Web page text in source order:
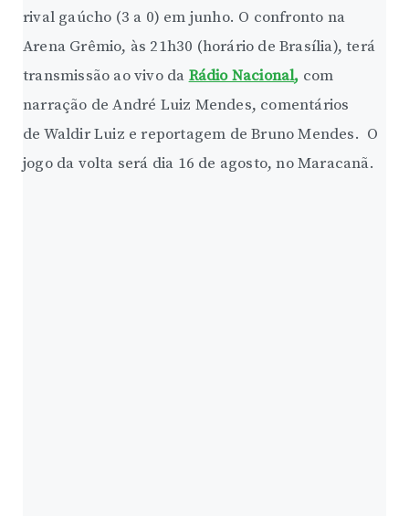
rival gaúcho (3 a 0) em junho. O confronto na
Arena Grêmio, às 21h30 (horário de Brasília), terá
transmissão ao vivo da Rádio Nacional, com
narração de André Luiz Mendes, comentários
de Waldir Luiz e reportagem de Bruno Mendes. O
jogo da volta será dia 16 de agosto, no Maracanã.